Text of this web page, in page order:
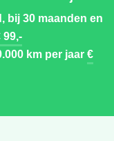
bij 30 maanden en
99,-
km per jaar€